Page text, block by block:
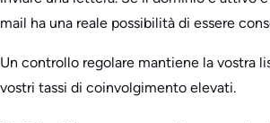
mail ha una reale possibilità di essere
Un controllo regolare mantiene la vostra
vostri tassi di coinvolgimento elevati.